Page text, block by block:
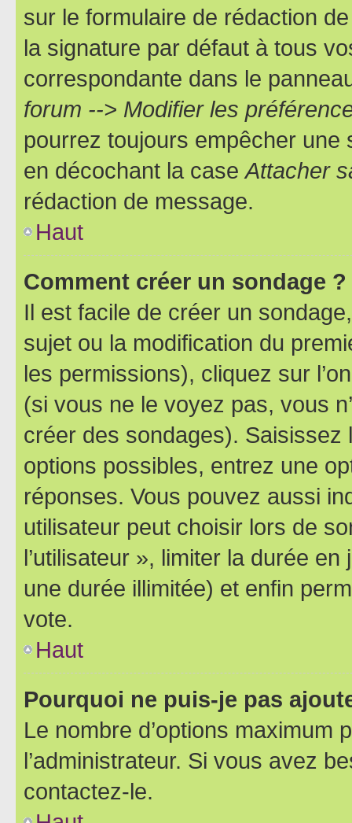
sur le formulaire de rédaction
la signature par défaut à tous
correspondante dans le
forum --> Modifier les
pourrez toujours empêcher une
en décochant la caseAttacher
rédaction de message.
Haut
Comment créer un sondage ?
Il est facile de créer un
sujet ou la modification du
les permissions), cliquez sur
(si vous ne le voyez pas, vous
créer des sondages).
options possibles, entrez une
réponses. Vous pouvez aussi
utilisateur peut choisir lors de
l’utilisateur », limiter la durée
une durée illimitée) et enfin
vote.
Haut
Pourquoi ne puis-je pas
Le nombre d’options maximum
l’administrateur. Si vous avez
contactez-le.